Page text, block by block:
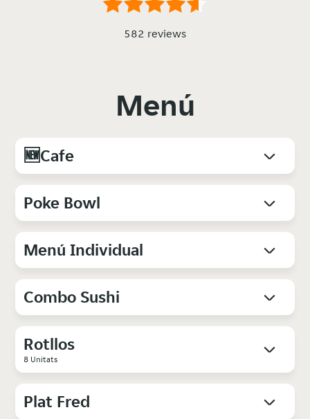
582 reviews
Menú
🆕Cafe
Poke Bowl
Menú Individual
Combo Sushi
Rotllos
8 Unitats
Plat Fred